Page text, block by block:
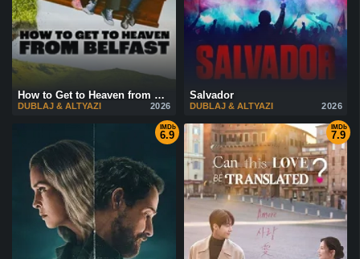
How to Get to Heaven from Belfast
2026
DUBLAJ & ALTYAZI
Salvador
2026
DUBLAJ & ALTYAZI
IMDb
6.9
IMDb
7.9